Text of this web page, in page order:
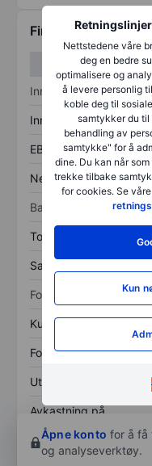
Nettstedene våre
deg en bedre
optimalisere og
å levere personlig
koble deg til
samtykker du
behandling av
samtykke" for å
dine. Du kan når
trekke tilbake
for cookies. Se
Kun
Finansiell
Inntektsoversikt
Inntekter
EBITDA
Nettoinntekt
Balanse
Totale eiendeler
Samlet gjeld
Forholdstall
Kurs/salg
Fortjeneste per aksje
Utbytte per aksje
Avkastning på
egenkapital
Åpne konto for å få
og analyseverktøy.